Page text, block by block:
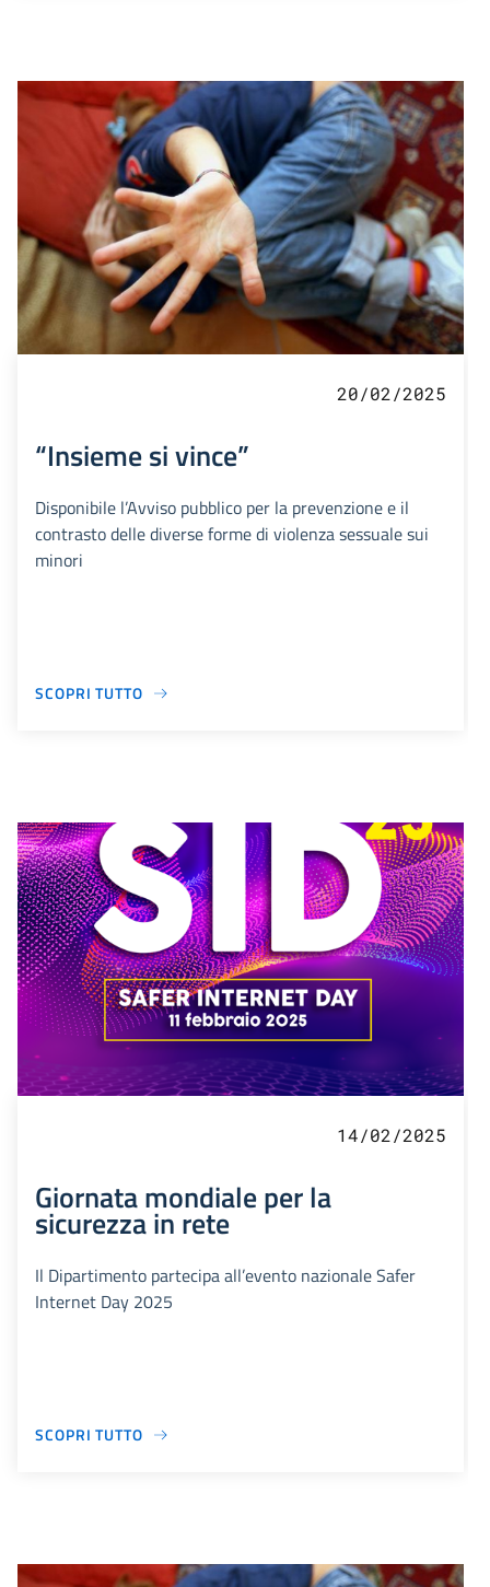
20/02/2025
“Insieme si vince”
Disponibile l’Avviso pubblico per la prevenzione e il
contrasto delle diverse forme di violenza sessuale sui
minori
SCOPRI TUTTO
14/02/2025
Giornata mondiale per la
sicurezza in rete
Il Dipartimento partecipa all’evento nazionale Safer
Internet Day 2025
SCOPRI TUTTO